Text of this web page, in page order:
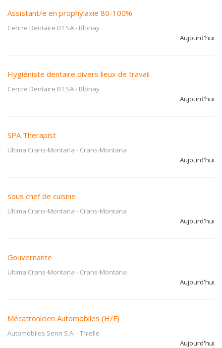
Assistant/e en prophylaxie 80-100%
Centre Dentaire B1 SA- Blonay
Aujourd'hui
Hygiéniste dentaire divers lieux de travail
Centre Dentaire B1 SA- Blonay
Aujourd'hui
SPA Therapist
Ultima Crans-Montana - Crans-Montana
Aujourd'hui
sous chef de cuisine
Ultima Crans-Montana - Crans-Montana
Aujourd'hui
Gouvernante
Ultima Crans-Montana - Crans-Montana
Aujourd'hui
Mécatronicien Automobiles (H/F)
Automobiles Senn S.A. -Thielle
Aujourd'hui